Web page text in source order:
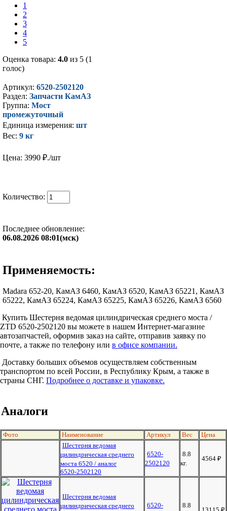
1
2
3
4
5
Оценка товара: 4.0 из 5 (1
голос)
Артикул: 6520-2502120
Раздел: Запчасти КамАЗ
Группа: Мост
промежуточный
Единица измерения: шт
Вес: 9 кг
Цена: 3990 ₽./шт
Количество:
Последнее обновление:
06.08.2026 08:01(мск)
Применяемость:
Madara 652-20, КамАЗ 6460, КамАЗ 6520, КамАЗ 65221, КамАЗ
65222, КамАЗ 65224, КамАЗ 65225, КамАЗ 65226, КамАЗ 6560
Купить Шестерня ведомая цилиндрическая среднего моста /
ZTD 6520-2502120 вы можете в нашем Интернет-магазине
автозапчастей, оформив заказ на сайте, отправив заявку по
почте, а также по телефону или в офисе компании.
Доставку больших объемов осуществляем собственным
транспортом по всей России, в Республику Крым, а также в
страны СНГ. Подробнее о доставке и упаковке.
Аналоги
Фото Наименование Артикул Вес
Цена
Шестерня ведомая
цилиндрическая среднего
моста 6520 / аналог
6520-2502120
6520-
2502120
8.8
кг.
4564 ₽
Шестерня ведомая
цилиндрическая среднего
6520-
8.8